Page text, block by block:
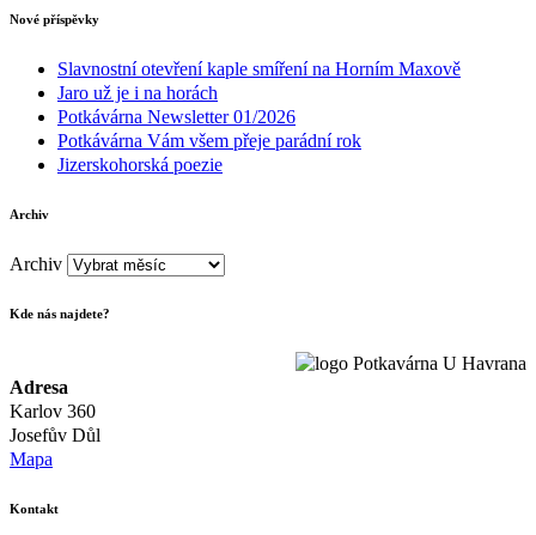
Nové příspěvky
Slavnostní otevření kaple smíření na Horním Maxově
Jaro už je i na horách
Potkávárna Newsletter 01/2026
Potkávárna Vám všem přeje parádní rok
Jizerskohorská poezie
Archiv
Archiv
Kde nás najdete?
Adresa
Karlov 360
Josefův Důl
Mapa
Kontakt